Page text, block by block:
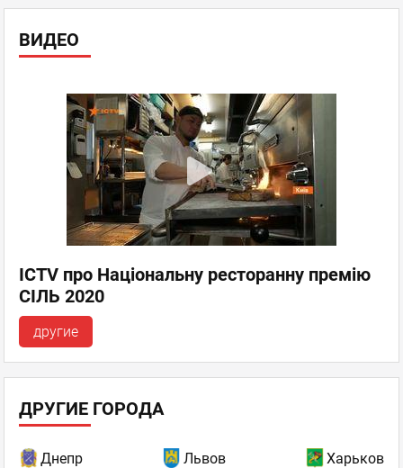
ВИДЕО
ICTV про Національну ресторанну премію
СІЛЬ 2020
другие
ДРУГИЕ ГОРОДА
Днепр Львов Харьков